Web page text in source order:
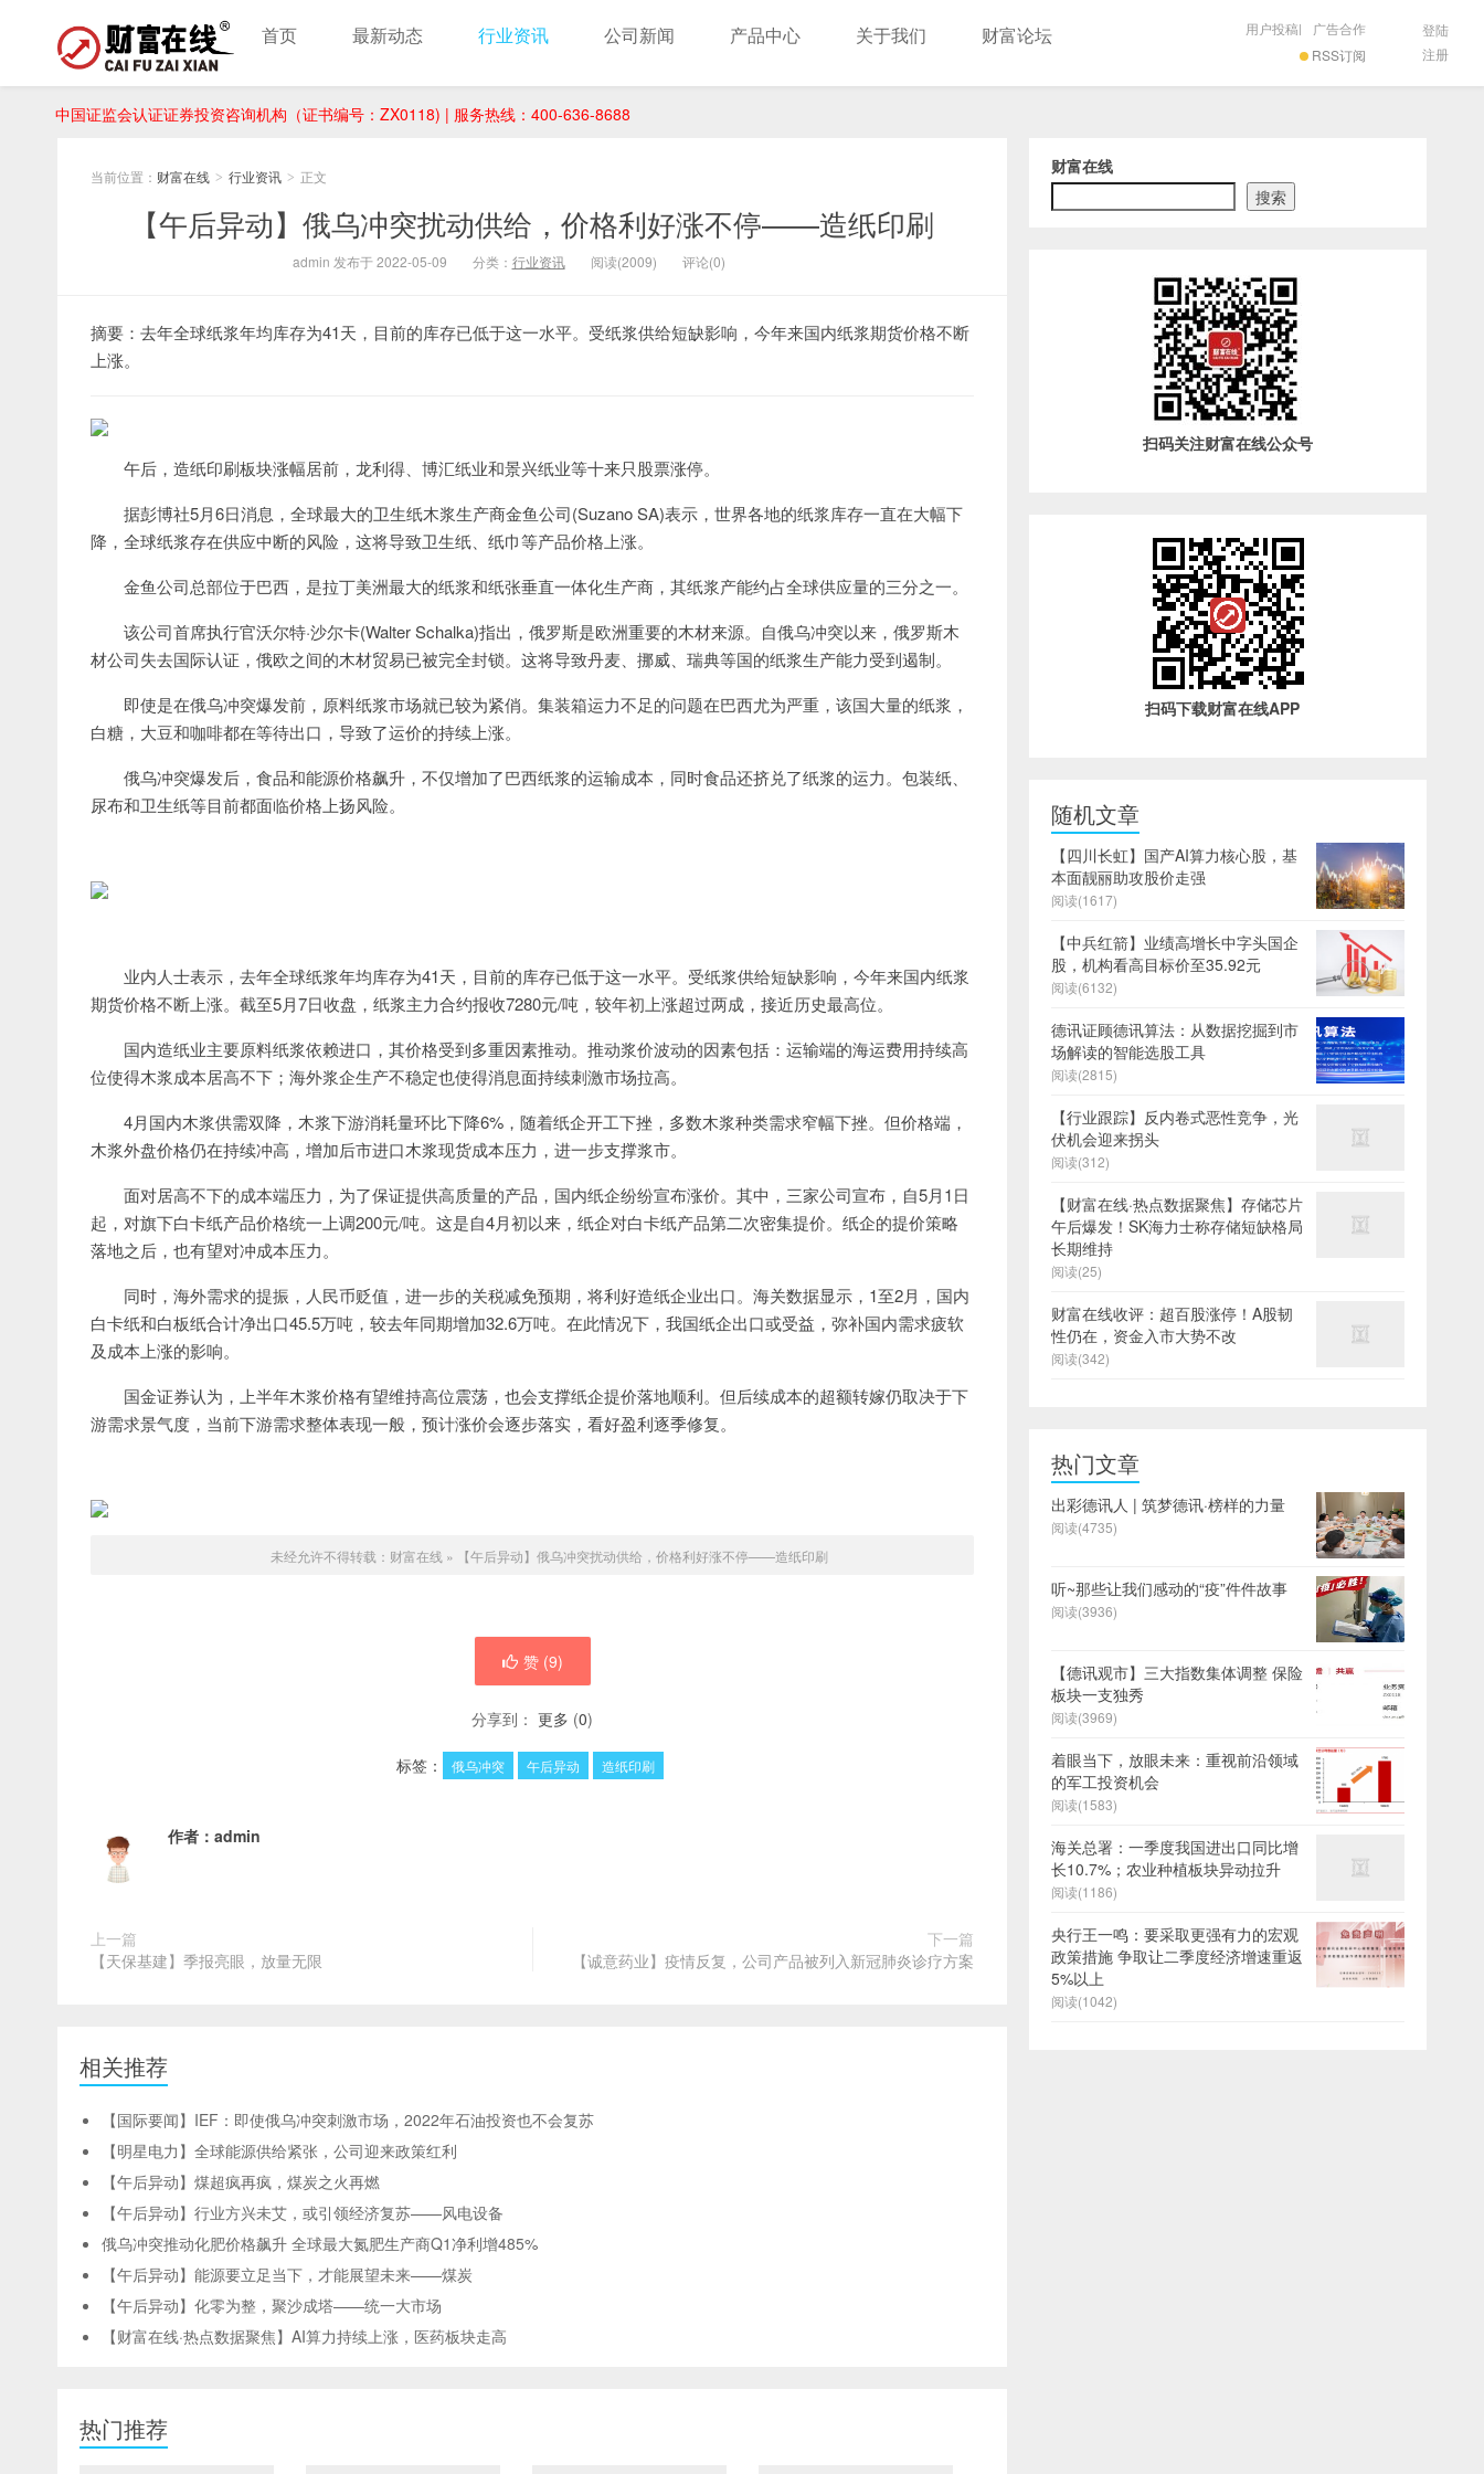
中国证监会认证证券投资咨询机构（证书编号：ZX0118) | 服务热线：400-636-8688
首页 最新动态 行业资讯 公司新闻 产品中心 关于我们 财富论坛
RSS订阅
用户投稿| 广告合作
登陆
注册
当前位置： 财富在线 > 行业资讯 > 正文
【午后异动】俄乌冲突扰动供给，价格利好涨不停——造纸印刷
admin 发布于 2022-05-09 分类： 行业资讯 阅读(2009) 评论(0)
摘要：去年全球纸浆年均库存为41天，目前的库存已低于这一水平。受纸浆供给短缺影响，今年来国内纸浆期货价格不断
上涨。
午后，造纸印刷板块涨幅居前，龙利得、博汇纸业和景兴纸业等十来只股票涨停。
据彭博社5月6日消息，全球最大的卫生纸木浆生产商金鱼公司(Suzano SA)表示，世界各地的纸浆库存一直在大幅下
降，全球纸浆存在供应中断的风险，这将导致卫生纸、纸巾等产品价格上涨。
金鱼公司总部位于巴西，是拉丁美洲最大的纸浆和纸张垂直一体化生产商，其纸浆产能约占全球供应量的三分之一。
该公司首席执行官沃尔特·沙尔卡(Walter Schalka)指出，俄罗斯是欧洲重要的木材来源。自俄乌冲突以来，俄罗斯木
材公司失去国际认证，俄欧之间的木材贸易已被完全封锁。这将导致丹麦、挪威、瑞典等国的纸浆生产能力受到遏制。
即使是在俄乌冲突爆发前，原料纸浆市场就已较为紧俏。集装箱运力不足的问题在巴西尤为严重，该国大量的纸浆，
白糖，大豆和咖啡都在等待出口，导致了运价的持续上涨。
俄乌冲突爆发后，食品和能源价格飙升，不仅增加了巴西纸浆的运输成本，同时食品还挤兑了纸浆的运力。包装纸、
尿布和卫生纸等目前都面临价格上扬风险。
业内人士表示，去年全球纸浆年均库存为41天，目前的库存已低于这一水平。受纸浆供给短缺影响，今年来国内纸浆
期货价格不断上涨。截至5月7日收盘，纸浆主力合约报收7280元/吨，较年初上涨超过两成，接近历史最高位。
国内造纸业主要原料纸浆依赖进口，其价格受到多重因素推动。推动浆价波动的因素包括：运输端的海运费用持续高
位使得木浆成本居高不下；海外浆企生产不稳定也使得消息面持续刺激市场拉高。
4月国内木浆供需双降，木浆下游消耗量环比下降6%，随着纸企开工下挫，多数木浆种类需求窄幅下挫。但价格端，
木浆外盘价格仍在持续冲高，增加后市进口木浆现货成本压力，进一步支撑浆市。
面对居高不下的成本端压力，为了保证提供高质量的产品，国内纸企纷纷宣布涨价。其中，三家公司宣布，自5月1日
起，对旗下白卡纸产品价格统一上调200元/吨。这是自4月初以来，纸企对白卡纸产品第二次密集提价。纸企的提价策略
落地之后，也有望对冲成本压力。
同时，海外需求的提振，人民币贬值，进一步的关税减免预期，将利好造纸企业出口。海关数据显示，1至2月，国内
白卡纸和白板纸合计净出口45.5万吨，较去年同期增加32.6万吨。在此情况下，我国纸企出口或受益，弥补国内需求疲软
及成本上涨的影响。
国金证券认为，上半年木浆价格有望维持高位震荡，也会支撑纸企提价落地顺利。但后续成本的超额转嫁仍取决于下
游需求景气度，当前下游需求整体表现一般，预计涨价会逐步落实，看好盈利逐季修复。
未经允许不得转载： 财富在线 » 【午后异动】俄乌冲突扰动供给，价格利好涨不停——造纸印刷
赞 (9)
分享到： 更多 (0)
标签： 俄乌冲突 午后异动 造纸印刷
作者： admin
上一篇
【天保基建】季报亮眼，放量无限
下一篇
【诚意药业】疫情反复，公司产品被列入新冠肺炎诊疗方案
相关推荐
【国际要闻】IEF：即使俄乌冲突刺激市场，2022年石油投资也不会复苏
【明星电力】全球能源供给紧张，公司迎来政策红利
【午后异动】煤超疯再疯，煤炭之火再燃
【午后异动】行业方兴未艾，或引领经济复苏——风电设备
俄乌冲突推动化肥价格飙升 全球最大氮肥生产商Q1净利增485%
【午后异动】能源要立足当下，才能展望未来——煤炭
【午后异动】化零为整，聚沙成塔——统一大市场
【财富在线·热点数据聚焦】AI算力持续上涨，医药板块走高
热门推荐
财富在线
搜索
扫码关注财富在线公众号
扫码下载财富在线APP
随机文章
【四川长虹】国产AI算力核心股，基
本面靓丽助攻股价走强
阅读(1617)
【中兵红箭】业绩高增长中字头国企
股，机构看高目标价至35.92元
阅读(6132)
德讯证顾德讯算法：从数据挖掘到市
场解读的智能选股工具
阅读(2815)
【行业跟踪】反内卷式恶性竞争，光
伏机会迎来拐头
阅读(312)
【财富在线·热点数据聚焦】存储芯片
午后爆发！SK海力士称存储短缺格局
长期维持
阅读(25)
财富在线收评：超百股涨停！A股韧
性仍在，资金入市大势不改
阅读(342)
热门文章
出彩德讯人 | 筑梦德讯·榜样的力量
阅读(4735)
听~那些让我们感动的“疫”件件故事
阅读(3936)
【德讯观市】三大指数集体调整 保险
板块一支独秀
阅读(3969)
着眼当下，放眼未来：重视前沿领域
的军工投资机会
阅读(1583)
海关总署：一季度我国进出口同比增
长10.7%；农业种植板块异动拉升
阅读(1186)
央行王一鸣：要采取更强有力的宏观
政策措施 争取让二季度经济增速重返
5%以上
阅读(1042)